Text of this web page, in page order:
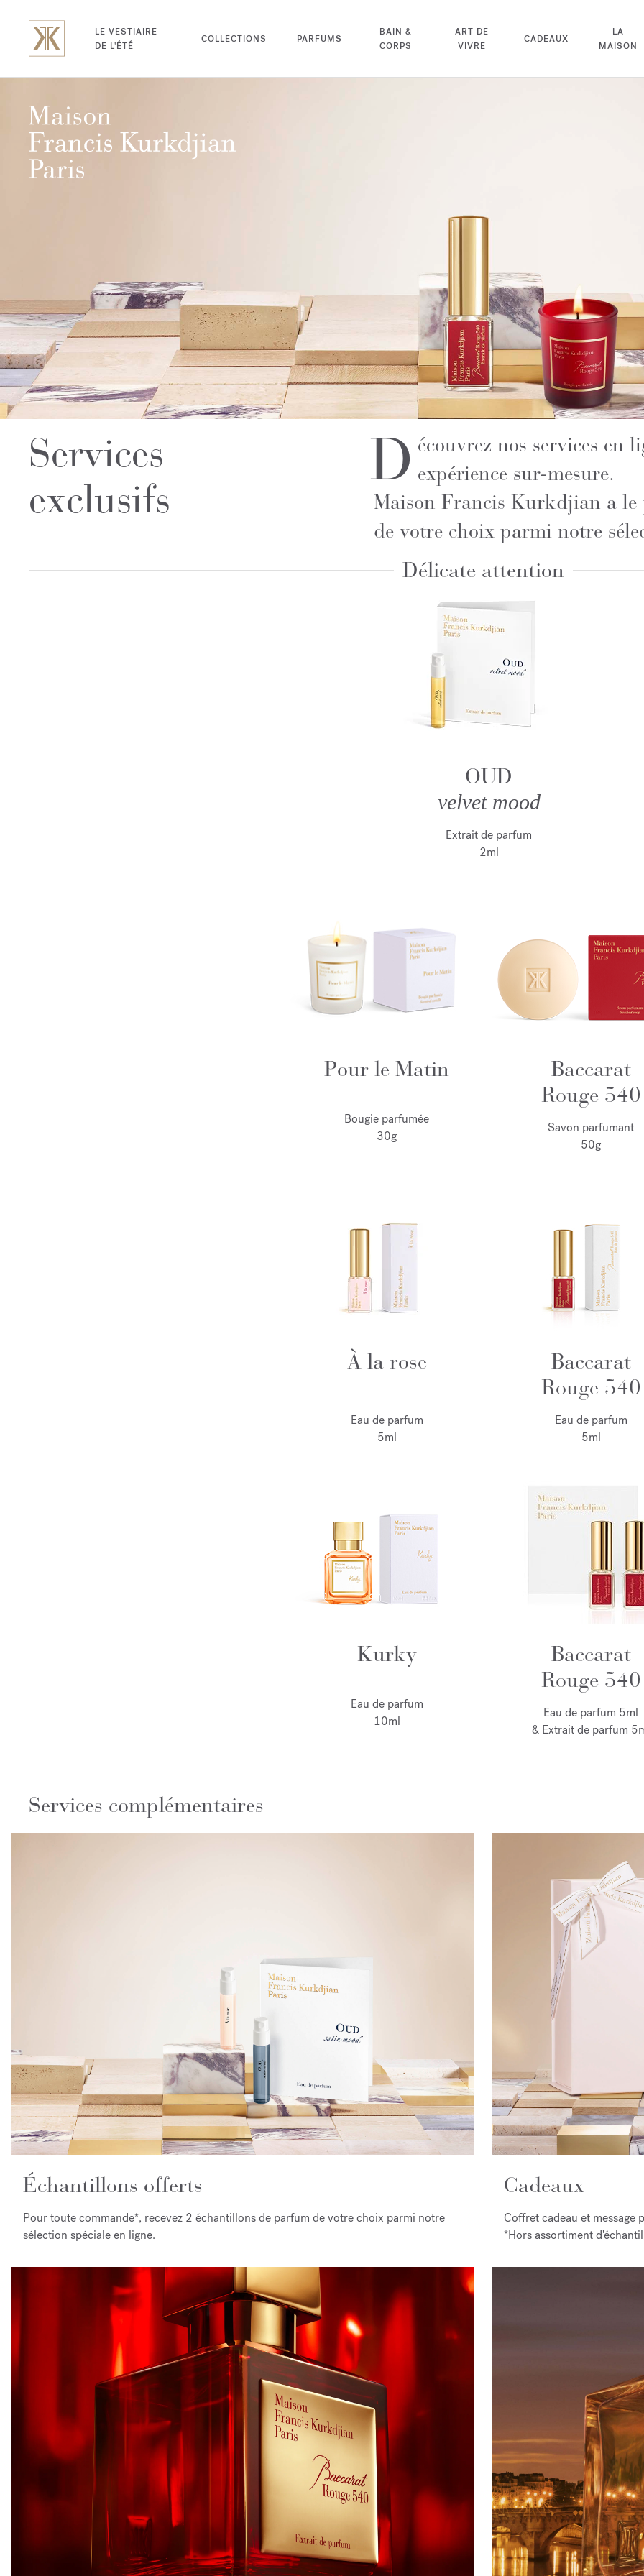
LE VESTIAIRE
DE L'ÉTÉ
COLLECTIONS PARFUMS
BAIN &
CORPS
ART DE
VIVRE
CADEAUX
LA
MAISON
Services
exclusifs
D écouvrez nos services en
expérience sur-mesure.
Maison Francis Kurkdjian a
de votre choix parmi notre
Délicate attention
OUD
velvet mood
Extrait de parfum
2ml
Pour le Matin
Bougie parfumée
30g
Baccarat
Rouge 540
Savon parfumant
50g
À la rose
Eau de parfum
5ml
Baccarat
Rouge 540
Eau de parfum
5ml
Kurky
Eau de parfum
10ml
Baccarat
Rouge 540
Eau de parfum 5ml
& Extrait de parfum
Services complémentaires
Échantillons offerts
Pour toute commande*, recevez 2 échantillons de parfum de votre choix parmi notre
sélection spéciale en ligne.
Cadeaux
Coffret cadeau et message
*Hors assortiment